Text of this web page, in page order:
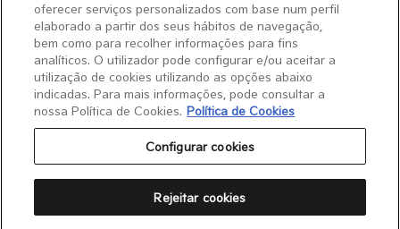
2022 | Gasolina | 25600 Kms
18.900 €
P.V.P.
oferecer serviços personalizados com base num perfil
elaborado a partir dos seus hábitos de navegação,
bem como para recolher informações para fins
analíticos. O utilizador pode configurar e/ou aceitar a
utilização de cookies utilizando as opções abaixo
indicadas. Para mais informações, pode consultar a
nossa Política de Cookies. Política de Cookies
Configurar cookies
Rejeitar cookies